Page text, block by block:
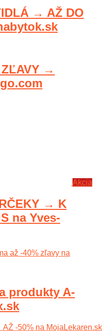
→ AŽ DO
→
Akcia
→ K
na Yves-
produkty A-